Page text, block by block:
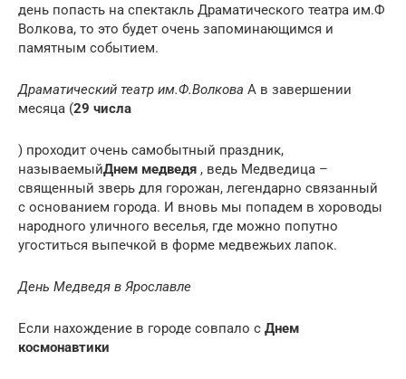
день попасть на спектакль Драматического театра им.Ф
Волкова, то это будет очень запоминающимся и
памятным событием.
Драматический театр им.Ф.Волкова А в завершении
месяца (29 числа
) проходит очень самобытный праздник,
называемыйДнем медведя , ведь Медведица –
священный зверь для горожан, легендарно связанный
с основанием города. И вновь мы попадем в хороводы
народного уличного веселья, где можно попутно
угоститься выпечкой в форме медвежьих лапок.
День Медведя в Ярославле
Если нахождение в городе совпало с Днем
космонавтики